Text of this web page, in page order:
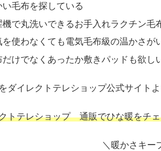
い毛布を探している
機で丸洗いできるお手入れラクチン毛
を使わなくても電気毛布級の温かさが
だけでなくあったか敷きパッドも欲し
ダイレクトテレショップ公式サイト
トテレショップ 通販でひな暖をチ
＼暖かさキー